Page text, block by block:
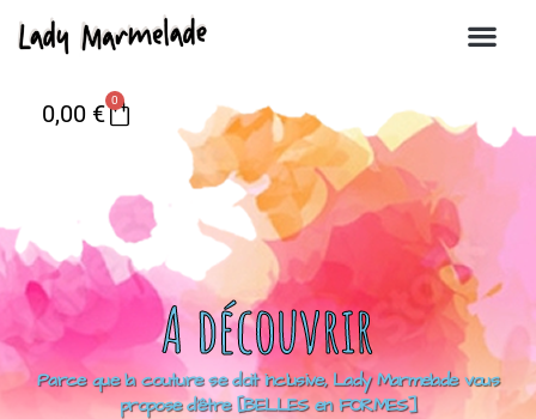
0,00 € 0
A découvrir
Parce que la couture se doit inclusive, Lady Marmelade vous
propose d’être [BELLES en FORMES]